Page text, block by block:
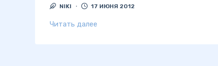
NIKI 17 ИЮНЯ 2012
Читать далее